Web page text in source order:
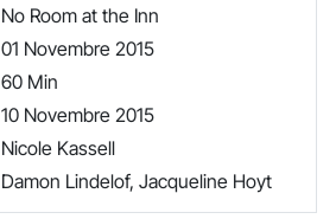
No Room at the Inn
01 Novembre 2015
60 Min
10 Novembre 2015
Nicole Kassell
Damon Lindelof, Jacqueline Hoyt